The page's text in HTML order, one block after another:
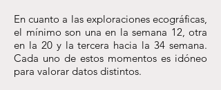
En cuanto a las exploraciones ecográficas,
el mínimo son una en la semana 12, otra
en la 20 y la tercera hacia la 34 semana.
Cada uno de estos momentos es idóneo
para valorar datos distintos.